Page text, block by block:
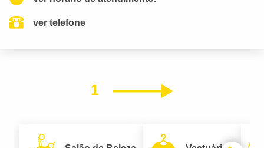
ver telefone
1 Próximo